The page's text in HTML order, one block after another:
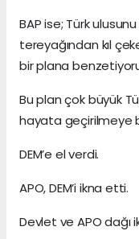
BAP ise; Türk
tereyağından kıl
bir plana
Bu plan çok büyük
hayata geçirilmeye
DEM’e el verdi.
APO, DEM’i ikna etti.
Devlet ve APO dağı